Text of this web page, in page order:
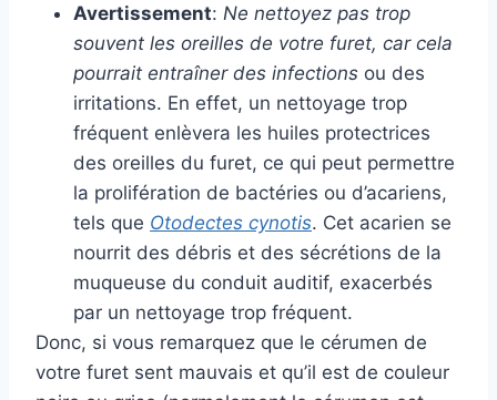
Avertissement: Ne nettoyez pas trop
souvent les oreilles de votre furet, car cela
pourrait entraîner des infections ou des
irritations. En effet, un nettoyage trop
fréquent enlèvera les huiles protectrices
des oreilles du furet, ce qui peut permettre
la prolifération de bactéries ou d’acariens,
tels que Otodectes cynotis. Cet acarien se
nourrit des débris et des sécrétions de la
muqueuse du conduit auditif, exacerbés
par un nettoyage trop fréquent.
Donc, si vous remarquez que le cérumen de
votre furet sent mauvais et qu’il est de couleur